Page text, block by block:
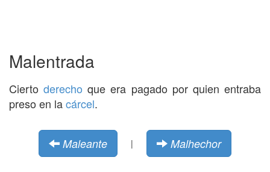
Malentrada
Ciertoderecho que era pagado por quien entraba
preso en lacárcel.
Maleante | Malhechor